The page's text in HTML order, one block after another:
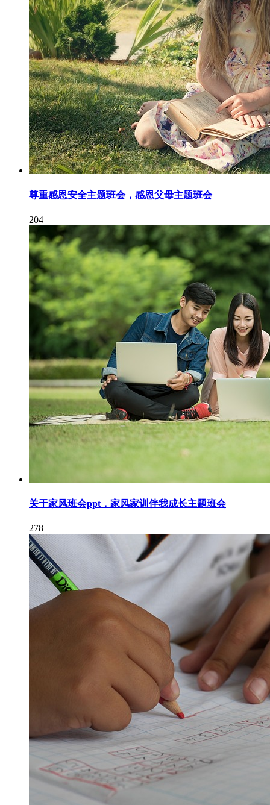
尊重感恩安全主题班会，感恩父母主题班会
204
关于家风班会ppt，家风家训伴我成长主题班会
278